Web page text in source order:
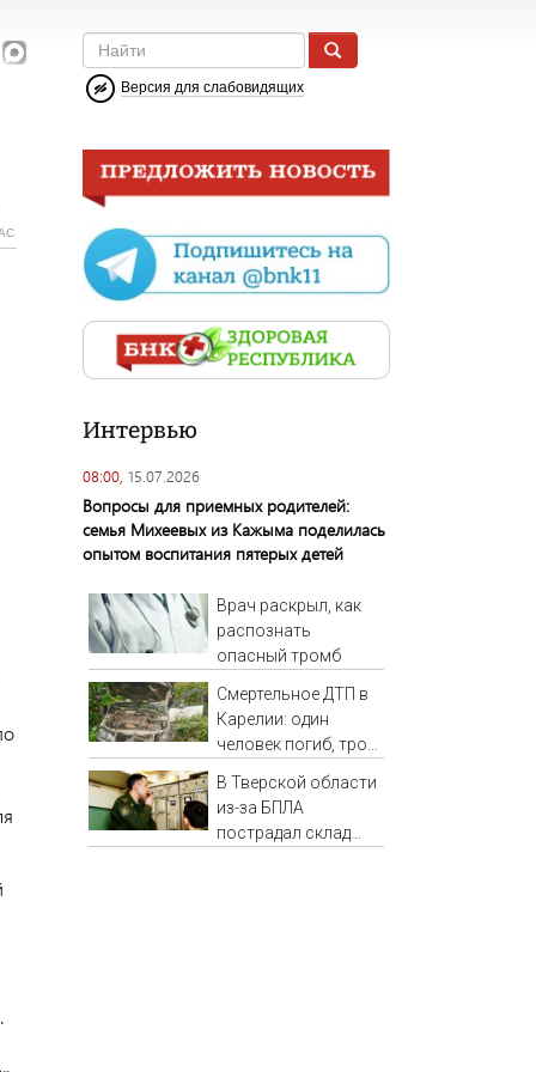
Версия для слабовидящих
Интервью
08:00, 15.07.2026
Вопросы для приемных родителей:
семья Михеевых из Кажыма поделилась
опытом воспитания пятерых детей
Врач раскрыл, как
распознать
опасный тромб
Смертельное ДТП в
Карелии: один
человек погиб, трое
В Тверской области
из-за БПЛА
пострадал склад